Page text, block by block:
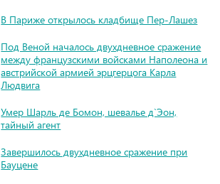
В Париже открылось кладбище Пер-Лашез
Под Веной началось двухдневное сражение
между французскими войсками Наполеона и
австрийской армией эрцгерцога Карла
Людвига
Умер Шарль де Бомон, шевалье д`Эон,
тайный агент
Завершилось двухдневное сражение при
Бауцене